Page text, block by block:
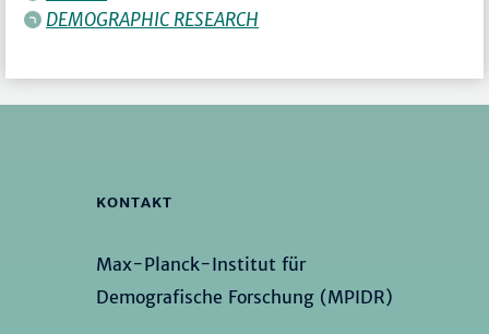
DEMOGRAPHIC RESEARCH
KONTAKT
Max-Planck-Institut für
Demografische Forschung (MPIDR)